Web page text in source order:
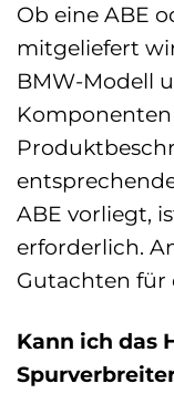
Ob eine ABE
mitgeliefert
BMW-Modell
Komponenten
ABE vorliegt,
erforderlich.
Gutachten für
Kann ich das